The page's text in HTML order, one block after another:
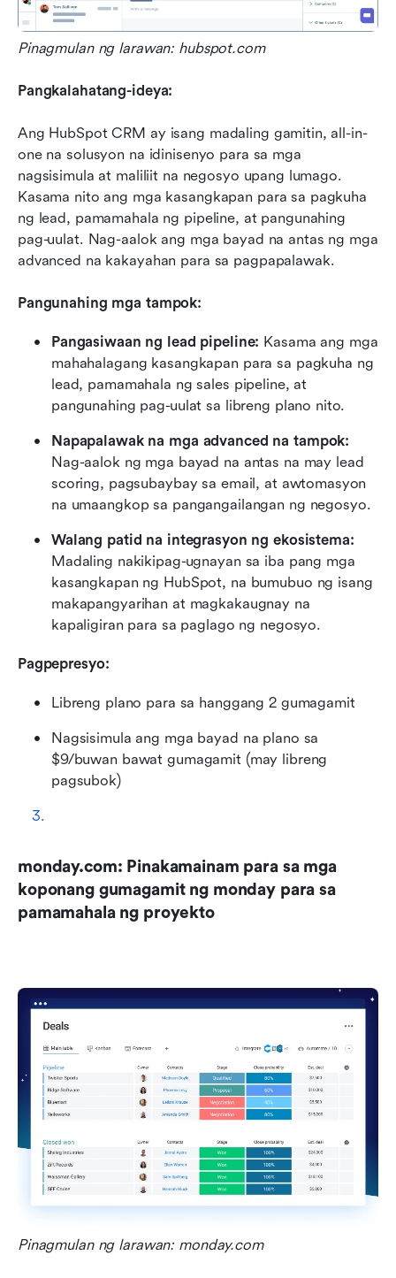
Pinagmulan ng larawan: hubspot.com
Pangkalahatang-ideya:
Ang HubSpot CRM ay isang madaling gamitin, all-in-
one na solusyon na idinisenyo para sa mga
nagsisimula at maliliit na negosyo upang lumago.
Kasama nito ang mga kasangkapan para sa pagkuha
ng lead, pamamahala ng pipeline, at pangunahing
pag-uulat. Nag-aalok ang mga bayad na antas ng mga
advanced na kakayahan para sa pagpapalawak.
Pangunahing mga tampok:
Pangasiwaan ng lead pipeline: Kasama ang mga
mahahalagang kasangkapan para sa pagkuha ng
lead, pamamahala ng sales pipeline, at
pangunahing pag-uulat sa libreng plano nito.
Napapalawak na mga advanced na tampok:
Nag-aalok ng mga bayad na antas na may lead
scoring, pagsubaybay sa email, at awtomasyon
na umaangkop sa pangangailangan ng negosyo.
Walang patid na integrasyon ng ekosistema:
Madaling nakikipag-ugnayan sa iba pang mga
kasangkapan ng HubSpot, na bumubuo ng isang
makapangyarihan at magkakaugnay na
kapaligiran para sa paglago ng negosyo.
Pagpepresyo:
Libreng plano para sa hanggang 2 gumagamit
Nagsisimula ang mga bayad na plano sa
$9/buwan bawat gumagamit (may libreng
pagsubok)
monday.com: Pinakamainam para sa mga
koponang gumagamit ng monday para sa
pamamahala ng proyekto
Pinagmulan ng larawan: monday.com